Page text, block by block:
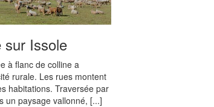
sur Issole
à flanc de colline a
rurale. Les rues montent
habitations. Traversée par
un paysage vallonné, [...]